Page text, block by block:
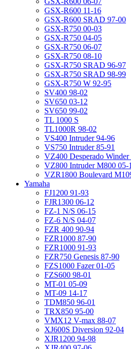
GSX-R600 11-16
GSX-R600 SRAD 97-00
GSX-R750 00-03
GSX-R750 04-05
GSX-R750 06-07
GSX-R750 08-10
GSX-R750 SRAD 96-97
GSX-R750 SRAD 98-99
GSX-R750 W 92-95
SV400 98-02
SV650 03-12
SV650 99-02
TL 1000 S
TL1000R 98-02
VS400 Intruder 94-96
VS750 Intruder 85-91
VZ400 Desperado Winder
VZ800 Intruder M800 05-
VZR1800 Boulevard
Yamaha
FJ1200 91-93
FJR1300 06-12
FZ-1 N/S 06-15
FZ-6 N/S 04-07
FZR 400 90-94
FZR1000 87-90
FZR1000 91-93
FZR750 Genesis 87-90
FZS1000 Fazer 01-05
FZS600 98-01
MT-01 05-09
MT-09 14-17
TDM850 96-01
TRX850 95-00
VMX12 V-max 88-07
XJ600S Diversion 92-04
XJR1200 94-98